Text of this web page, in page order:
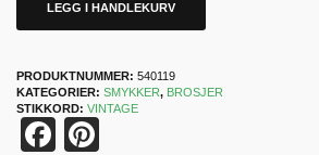
LEGG I HANDLEKURV
PRODUKTNUMMER: 540119
KATEGORIER: SMYKKER, BROSJER
STIKKORD: VINTAGE
Facebook